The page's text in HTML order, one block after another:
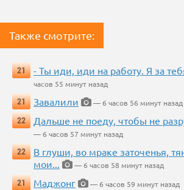
Также смотрите:
21 - Ты иди, иди на работу. Я за
часов 55 минут назад
21
Завалили
— 6 часов 56 минут назад
22
Дальше не поеду, чтобы не
— 6 часов 57 минут назад
22
В глуши, во мраке заточенья,
мои...
— 6 часов 58 минут назад
21
Маджонг
— 6 часов 59 минут назад